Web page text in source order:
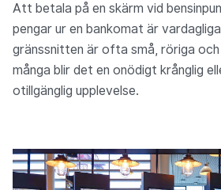
Att betala på en skärm vid
pengar ur en bankomat är
gränssnitten är ofta små, röriga
många blir det en onödigt krånglig
otillgänglig upplevelse.